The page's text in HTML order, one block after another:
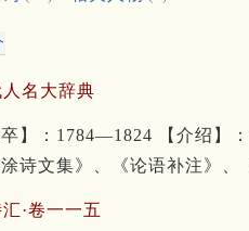
名大辞典
卒】：1784—1824 【介绍】
涂诗文集》、《论语补注》、
·卷一一五